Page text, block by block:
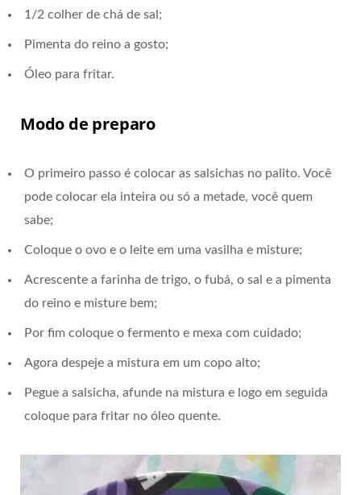
1/2 colher de chá de sal;
Pimenta do reino a gosto;
Óleo para fritar.
Modo de preparo
O primeiro passo é colocar as salsichas no palito. Você
pode colocar ela inteira ou só a metade, você quem
sabe;
Coloque o ovo e o leite em uma vasilha e misture;
Acrescente a farinha de trigo, o fubá, o sal e a pimenta
do reino e misture bem;
Por fim coloque o fermento e mexa com cuidado;
Agora despeje a mistura em um copo alto;
Pegue a salsicha, afunde na mistura e logo em seguida
coloque para fritar no óleo quente.